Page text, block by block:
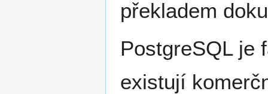
překladem
PostgreSQL je
existují